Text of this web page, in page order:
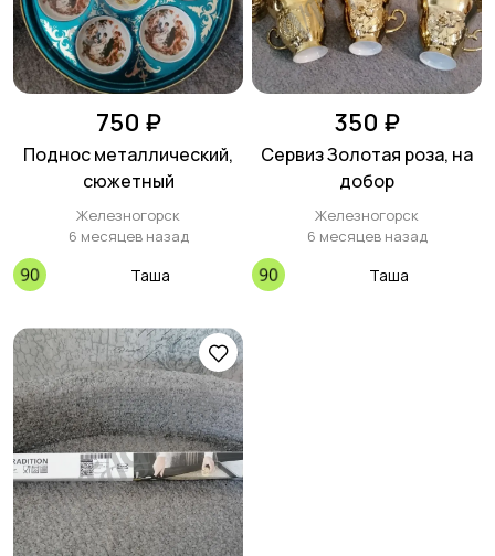
750 ₽
Поднос металлический,
сюжетный
Железногорск
6 месяцев назад
Таша
350 ₽
Сервиз Золотая роза, на
добор
Железногорск
6 месяцев назад
Таша